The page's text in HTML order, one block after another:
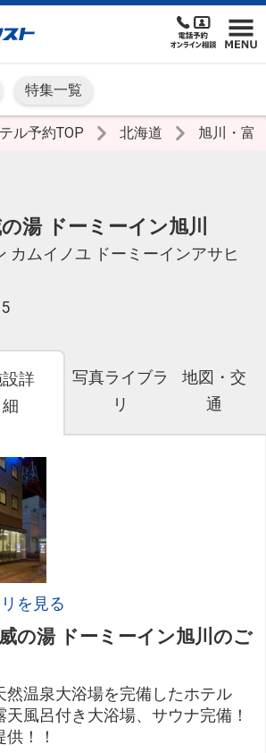
特集一覧
ル予約TOP 北海道 旭川・富
湯 ドーミーイン旭川
カムイノユ ドーミーインアサヒ
詳
細
写真ライブラ
リ
地図・交
通
を見る
の湯 ドーミーイン旭川のご
然温泉大浴場を完備したホテル
風呂付き大浴場、サウナ完備！
！！